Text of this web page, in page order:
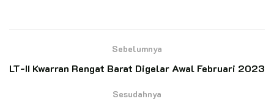
jumat berkah
Sebelumnya
LT-II Kwarran Rengat Barat Digelar Awal Februari 2023
Sesudahnya